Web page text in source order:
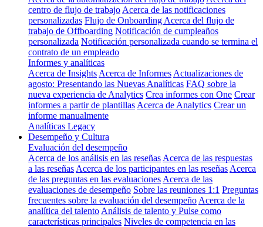
centro de flujo de trabajo Acerca de las notificaciones
personalizadas Flujo de Onboarding Acerca del flujo de
trabajo de Offboarding Notificación de cumpleaños
personalizada Notificación personalizada cuando se termina el
contrato de un empleado
Informes y analíticas
Acerca de Insights Acerca de Informes Actualizaciones de
agosto: Presentando las Nuevas Analíticas FAQ sobre la
nueva experiencia de Analytics Crea informes con One Crear
informes a partir de plantillas Acerca de Analytics Crear un
informe manualmente
Analíticas Legacy
Desempeño y Cultura
Evaluación del desempeño
Acerca de los análisis en las reseñas Acerca de las respuestas
a las reseñas Acerca de los participantes en las reseñas Acerca
de las preguntas en las evaluaciones Acerca de las
evaluaciones de desempeño Sobre las reuniones 1:1 Preguntas
frecuentes sobre la evaluación del desempeño Acerca de la
analítica del talento Análisis de talento y Pulse como
características principales Niveles de competencia en las